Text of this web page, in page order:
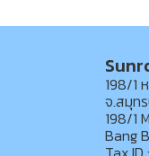
198/1
จ.สมุท
198/1
Bang